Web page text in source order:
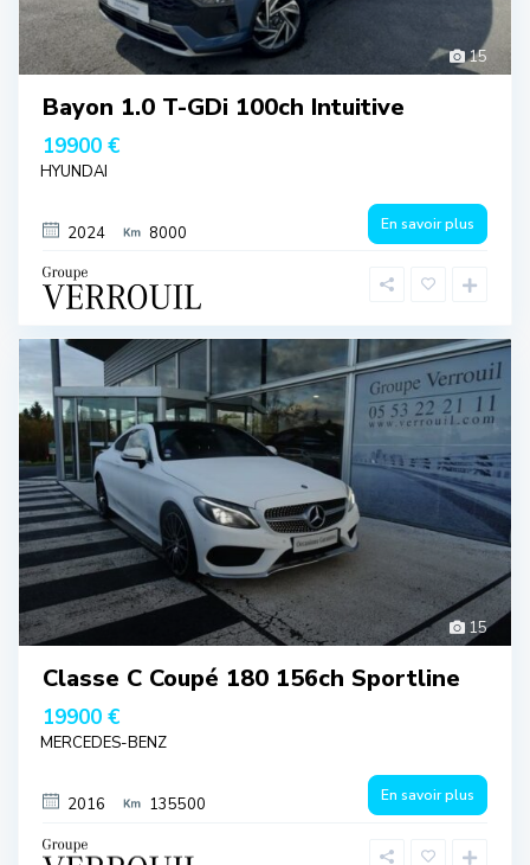
15
Bayon 1.0 T-GDi 100ch Intuitive
19900 €
HYUNDAI
2024 8000 En savoir plus
15
Classe C Coupé 180 156ch Sportline
19900 €
MERCEDES-BENZ
2016 135500 En savoir plus